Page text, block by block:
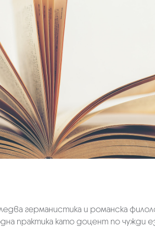
германистика и романска
практика като доцент по чужди